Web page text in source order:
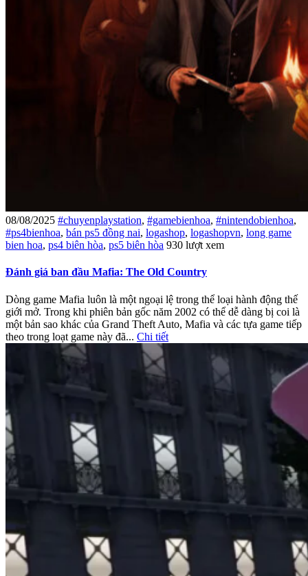
08/08/2025 #chuyenplaystation, #gamebienhoa, #nintendobienhoa,
#ps4bienhoa, bán ps5 đồng nai, logashop, logashopvn, long game
bien hoa, ps4 biên hòa, ps5 biên hòa 930 lượt xem
Đánh giá ban đầu Mafia: The Old Country
Dòng game Mafia luôn là một ngoại lệ trong thể loại hành động thế
giới mở. Trong khi phiên bản gốc năm 2002 có thể dễ dàng bị coi là
một bản sao khác của Grand Theft Auto, Mafia và các tựa game tiếp
theo trong loạt game này đã... Chi tiết